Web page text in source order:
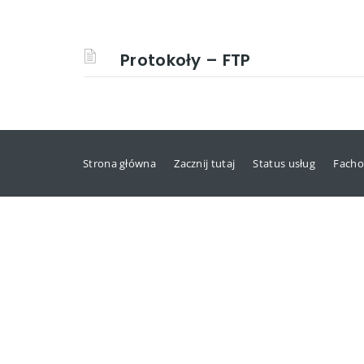
Protokoły – FTP
Strona główna Zacznij tutaj Status usług